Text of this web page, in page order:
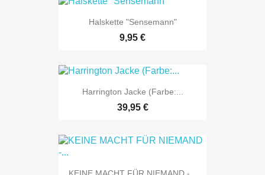
Halskette "Sensemann"
9,95 €
Harrington Jacke (Farbe:...
39,95 €